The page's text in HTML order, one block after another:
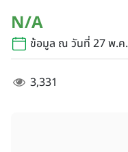
N/A
ข้อมูล ณ วันที่ 27 พ.ค
3,331